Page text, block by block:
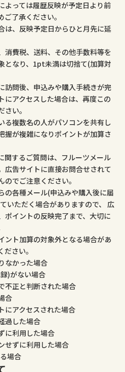
よっては履歴反映が予定日より前
了承ください。
は、反映予定日からひと月先に延
消費税、送料、その他手数料等を
となり、1pt未満は切捨て(加算対
訪問後、申込みや購入手続きが完
にアクセスした場合は、再度この
い。
る複数名の人がパソコンを共有し
握が複雑になりポイントが加算さ
関するご質問は、フルーツメール
広告サイトに直接お問合せされて
でご注意ください。
の各種メール(申込みや購入後に届
いただく場合がありますので、 広
ポイントの反映完了まで、大切に
ント加算の対象外となる場合があ
さい。
なかった場合
)がない場合
不正と判断された場合
合
にアクセスされた場合
過した場合
に利用した場合
せずに利用した場合
場合